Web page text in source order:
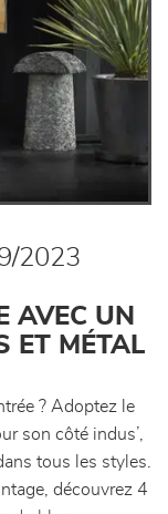
2023
AVEC UN
ET MÉTAL
? Adoptez le
son côté indus’,
tous les styles.
découvrez 4